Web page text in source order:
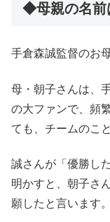
◆母親の名前
手倉森誠監督のお
母・朝子さんは、
の大ファンで、頻
ても、チームのこ
誠さんが「優勝し
明かすと、朝子さ
願したと言います。